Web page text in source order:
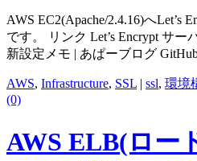
AWS EC2(Apache/2.4.16)へLet’s
です。 リンク Let’s Encrypt サ
新設定メモ | あぱーブログ
AWS, Infrastructure, SSL | ssl, 環境
(0)
AWS ELB(ロー